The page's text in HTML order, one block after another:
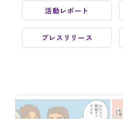
活動レポート
プレスリリース